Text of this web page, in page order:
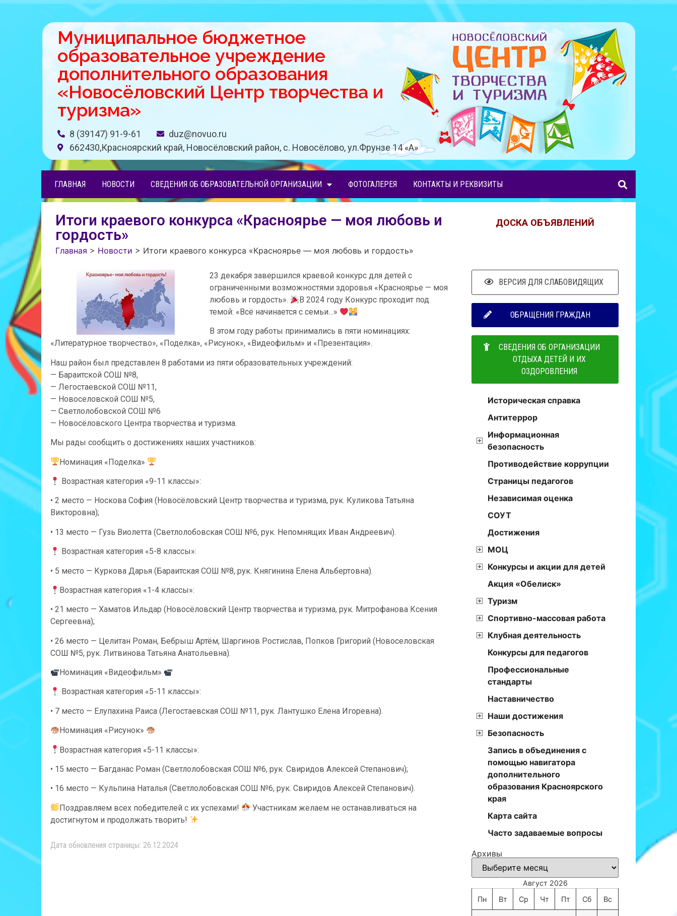
Муниципальное бюджетное
образовательное учреждение
дополнительного образования
«Новосёловский Центр творчества и
туризма»
8 (39147) 91-9-61
duz@novuo.ru
662430,Красноярский край, Новосёловский район, с. Новосёлово, ул.Фрунзе 14 «A»
ГЛАВНАЯ НОВОСТИ СВЕДЕНИЯ ОБ ОБРАЗОВАТЕЛЬНОЙ ОРГАНИЗАЦИИ ФОТОГАЛЕРЕЯ КОНТАКТЫ И РЕКВИЗИТЫ
Итоги краевого конкурса «Красноярье — моя любовь и
гордость»
Главная > Новости > Итоги краевого конкурса «Красноярье — моя любовь и гордость»
23 декабря завершился краевой конкурс для детей с
ограниченными возможностями здоровья «Красноярье — моя
любовь и гордость».
В 2024 году Конкурс проходит под
темой: «Всё начинается с семьи…»
В этом году работы принимались в пяти номинациях:
«Литературное творчество», «Поделка», «Рисунок», «Видеофильм» и «Презентация».
Наш район был представлен 8 работами из пяти образовательных учреждений:
— Бараитской СОШ №8,
— Легостаевской СОШ №11,
— Новоселовской СОШ №5,
— Светлолобовской СОШ №6
— Новосёловского Центра творчества и туризма.
Мы рады сообщить о достижениях наших участников:
Номинация «Поделка»
Возрастная категория «9-11 классы»:
• 2 место — Носкова София (Новосёловский Центр творчества и туризма, рук. Куликова Татьяна
Викторовна);
• 13 место — Гузь Виолетта (Светлолобовская СОШ №6, рук. Непомнящих Иван Андреевич).
Возрастная категория «5-8 классы»:
• 5 место — Куркова Дарья (Бараитская СОШ №8, рук. Княгинина Елена Альбертовна).
Возрастная категория «1-4 классы»:
• 21 место — Хаматов Ильдар (Новосёловский Центр творчества и туризма, рук. Митрофанова Ксения
Сергеевна);
• 26 место — Целитан Роман, Бебрыш Артём, Шаргинов Ростислав, Попков Григорий (Новоселовская
СОШ №5, рук. Литвинова Татьяна Анатольевна).
Номинация «Видеофильм»
Возрастная категория «5-11 классы»:
• 7 место — Елупахина Раиса (Легостаевская СОШ №11, рук. Лантушко Елена Игоревна).
Номинация «Рисунок»
Возрастная категория «5-11 классы»:
• 15 место — Багданас Роман (Светлолобовская СОШ №6, рук. Свиридов Алексей Степанович);
• 16 место — Кульпина Наталья (Светлолобовская СОШ №6, рук. Свиридов Алексей Степанович).
Поздравляем всех победителей с их успехами!
Участникам желаем не останавливаться на
достигнутом и продолжать творить!
Дата обновления страницы: 26.12.2024
ДОСКА ОБЪЯВЛЕНИЙ
ВЕРСИЯ ДЛЯ СЛАБОВИДЯЩИХ
ОБРАЩЕНИЯ ГРАЖДАН
СВЕДЕНИЯ ОБ ОРГАНИЗАЦИИ
ОТДЫХА ДЕТЕЙ И ИХ
ОЗДОРОВЛЕНИЯ
Историческая справка
Антитеррор
Информационная
безопасность
Противодействие коррупции
Страницы педагогов
Независимая оценка
СОУТ
Достижения
МОЦ
Конкурсы и акции для детей
Акция «Обелиск»
Туризм
Спортивно-массовая работа
Клубная деятельность
Конкурсы для педагогов
Профессиональные
стандарты
Наставничество
Наши достижения
Безопасность
Запись в объединения с
помощью навигатора
дополнительного
образования Красноярского
края
Карта сайта
Часто задаваемые вопросы
Архивы
Август 2026
Пн
Вт Ср Чт Пт Сб Вс